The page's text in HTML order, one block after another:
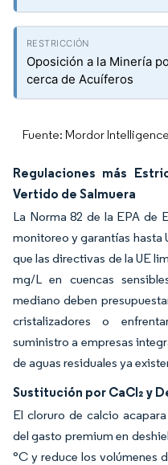
Oposición a la Minería
cerca de Acuíferos
Fuente: Mordor Intelligence
Regulaciones más
Vertido de Salmuera
La Norma 82 de la EPA de
monitoreo y garantías hasta
que las directivas de la UE
mg/L en cuencas
mediano deben
cristalizadores o
suministro a empresas
de aguas residuales ya
Sustitución por CaCl₂ y
El cloruro de calcio
del gasto premium en
°C y reduce los volúmenes